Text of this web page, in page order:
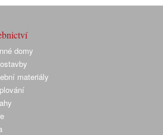
domy
materiály